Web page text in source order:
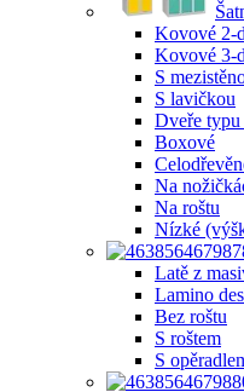
Kovové 2-
Kovové 3-
S
S lavičkou
Dveře typu
Boxové
Na
Na roštu
Nízké
Latě z
Lamino
Bez roštu
S roštem
S